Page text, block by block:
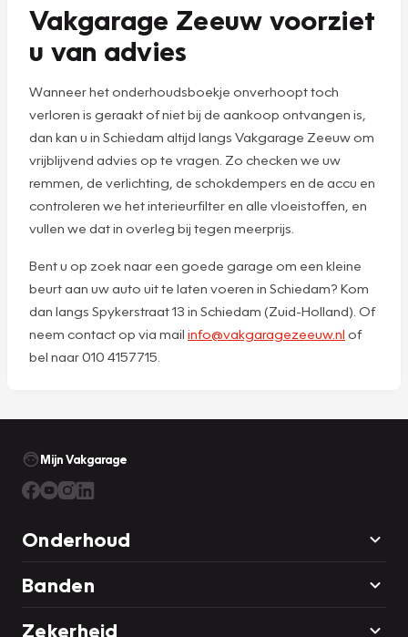
Vakgarage Zeeuw voorziet
u van advies
Wanneer het onderhoudsboekje onverhoopt toch
verloren is geraakt of niet bij de aankoop ontvangen is,
dan kan u in Schiedam altijd langs Vakgarage Zeeuw om
vrijblijvend advies op te vragen. Zo checken we uw
remmen, de verlichting, de schokdempers en de accu en
controleren we het interieurfilter en alle vloeistoffen, en
vullen we dat in overleg bij tegen meerprijs.
Bent u op zoek naar een goede garage om een kleine
beurt aan uw auto uit te laten voeren in Schiedam? Kom
dan langs Spykerstraat 13 in Schiedam (Zuid-Holland). Of
neem contact op via mail info@vakgaragezeeuw.nl of
bel naar 010 4157715.
Mijn Vakgarage
Onderhoud
Banden
Zekerheid